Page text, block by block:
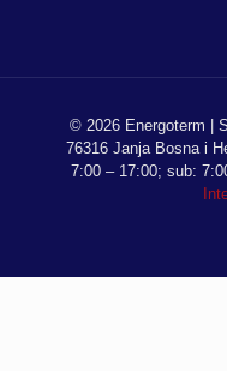
© 2026 Energoterm |
76316 Janja Bosna i
7:00 – 17:00; sub: